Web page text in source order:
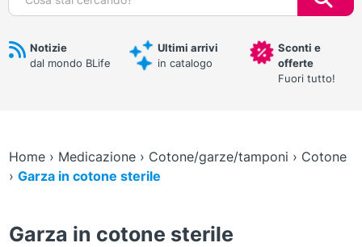
Notizie
dal mondo BLife
Ultimi arrivi
in catalogo
Sconti e
offerte
Fuori tutto!
Home› Medicazione› Cotone/garze/tamponi › Cotone
› Garza in cotone sterile
Garza in cotone sterile